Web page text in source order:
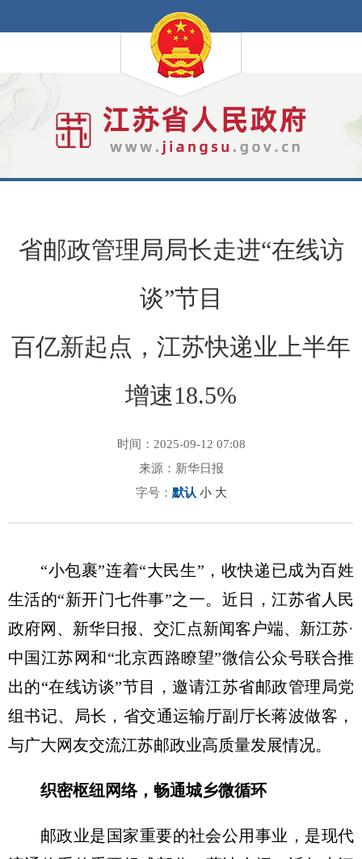
省邮政管理局局长走进“在线访
谈”节目
百亿新起点，江苏快递业上半年
增速18.5%
时间：2025-09-12 07:08
来源：新华日报
字号： 默认 小 大
“小包裹”连着“大民生”，收快递已成为百姓
生活的“新开门七件事”之一。近日，江苏省人民
政府网、新华日报、交汇点新闻客户端、新江苏·
中国江苏网和“北京西路瞭望”微信公众号联合推
出的“在线访谈”节目，邀请江苏省邮政管理局党
组书记、局长，省交通运输厅副厅长蒋波做客，
与广大网友交流江苏邮政业高质量发展情况。
织密枢纽网络，畅通城乡微循环
邮政业是国家重要的社会公用事业，是现代